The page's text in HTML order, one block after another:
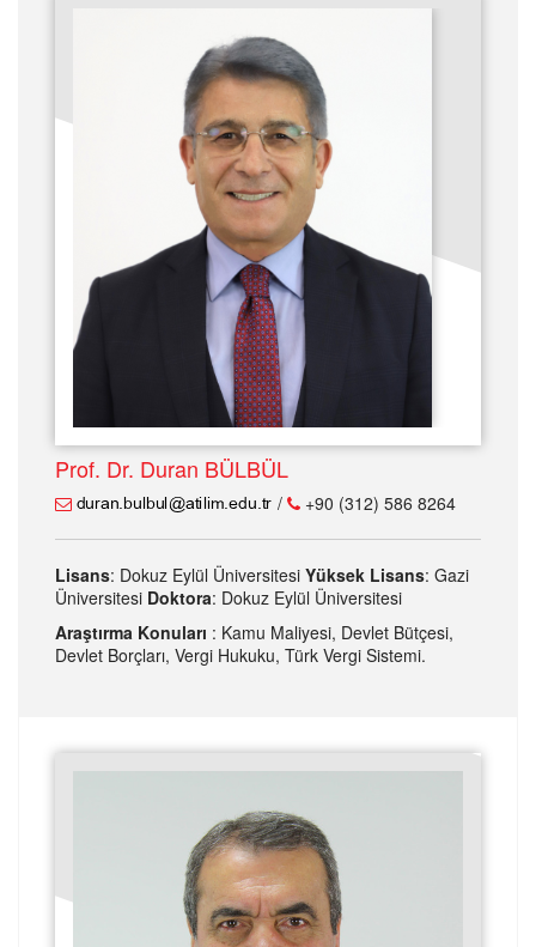
Prof. Dr. Duran BÜLBÜL
/ +90 (312) 586 8264
Lisans: Dokuz Eylül Üniversitesi Yüksek Lisans: Gazi
Üniversitesi Doktora: Dokuz Eylül Üniversitesi
Araştırma Konuları : Kamu Maliyesi, Devlet Bütçesi,
Devlet Borçları, Vergi Hukuku, Türk Vergi Sistemi.